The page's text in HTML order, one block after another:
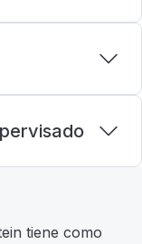
tiene como